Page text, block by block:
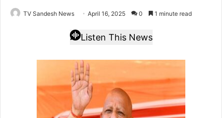
TV Sandesh News April 16, 2025 0 1 minute read
Listen This News